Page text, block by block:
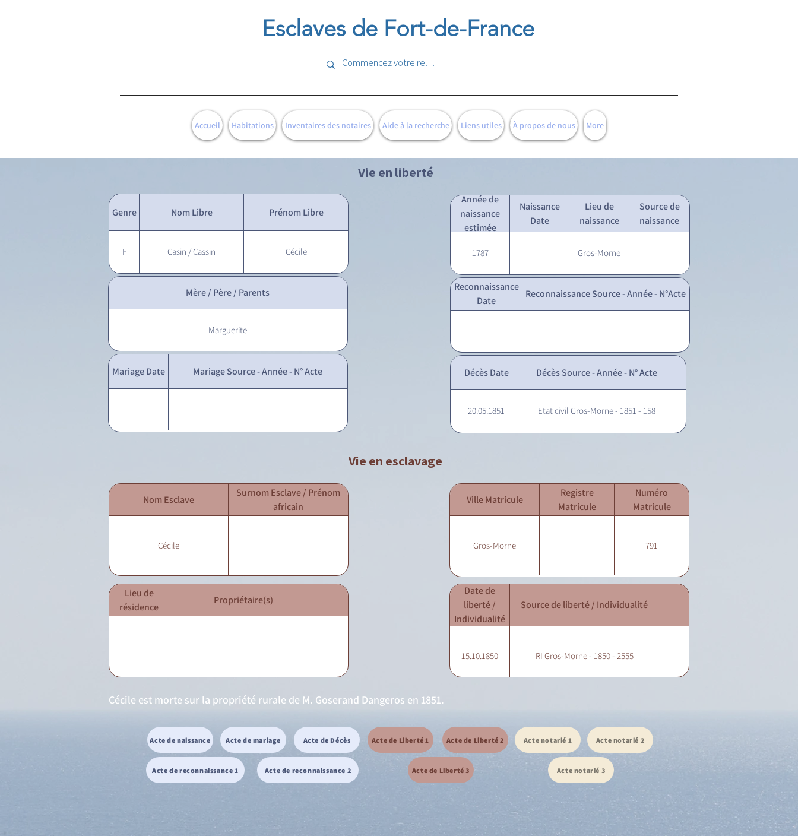
Esclaves de Fort-de-France
Accueil Habitations Inventaires des notaires Aide à la recherche Liens utiles À propos de nous More
Vie en liberté
Genre Nom Libre Prénom Libre
F Casin / Cassin Cécile
Année de
naissance
estimée
Naissance
Date
Lieu de
naissance
Source de
naissance
1787 Gros-Morne
Mère / Père / Parents
Marguerite
Mariage Date Mariage Source - Année - N° Acte
Reconnaissance
Date
Reconnaissance Source - Année - N°Acte
Décès Date Décès Source - Année - N° Acte
20.05.1851 Etat civil Gros-Morne - 1851 - 158
Vie en esclavage
Nom Esclave
Surnom Esclave / Prénom
africain
Cécile
Ville Matricule
Registre
Matricule
Numéro
Matricule
Gros-Morne 791
Lieu de
résidence
Propriétaire(s)
Date de
liberté /
Individualité
Source de liberté / Individualité
15.10.1850 RI Gros-Morne - 1850 - 2555
Cécile est morte sur la propriété rurale de M. Goserand Dangeros en 1851.
Acte de naissance Acte de mariage Acte de Décès
Acte de reconnaissance 1 Acte de reconnaissance 2
Acte de Liberté 1 Acte de Liberté 2
Acte de Liberté 3
Acte notarié 1 Acte notarié 2
Acte notarié 3